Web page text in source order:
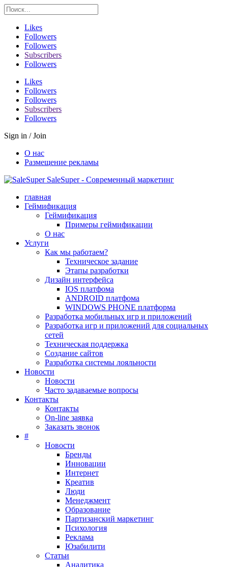
Likes
Followers
Followers
Subscribers
Followers
Likes
Followers
Followers
Subscribers
Followers
Sign in / Join
О нас
Размещение рекламы
SaleSuper - Современный маркетинг
главная
Геймификация
Геймификация
Примеры геймификации
О нас
Услуги
Как мы работаем?
Техническое задание
Этапы разработки
Дизайн интерфейса
IOS платфома
ANDROID платфома
WINDOWS PHONE платформа
Разработка мобильных игр и приложений
Разработка игр и приложений для социальных
сетей
Техническая поддержка
Создание сайтов
Разработка системы лояльности
Новости
Новости
Часто задаваемые вопросы
Контакты
Контакты
On-line заявка
Заказать звонок
#
Новости
Бренды
Инновации
Интернет
Креатив
Люди
Менеджмент
Образование
Партизанский маркетинг
Психология
Реклама
Юзабилити
Статьи
Аналитика